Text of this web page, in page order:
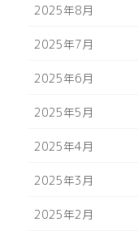
2025年8月
2025年7月
2025年6月
2025年5月
2025年4月
2025年3月
2025年2月